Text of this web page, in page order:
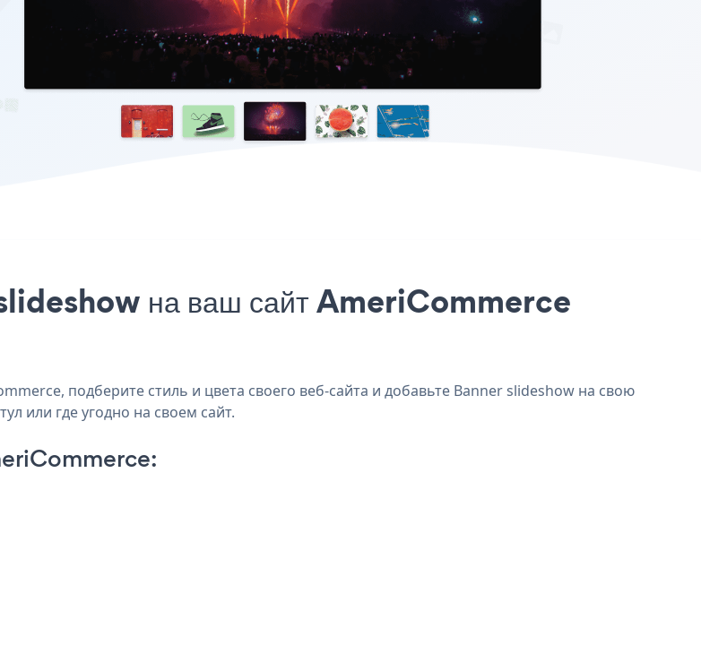
на ваш сайт AmeriCommerce
подберите стиль и цвета своего веб-сайта и добавьте Banner slideshow на свою
или где угодно на своем сайт.